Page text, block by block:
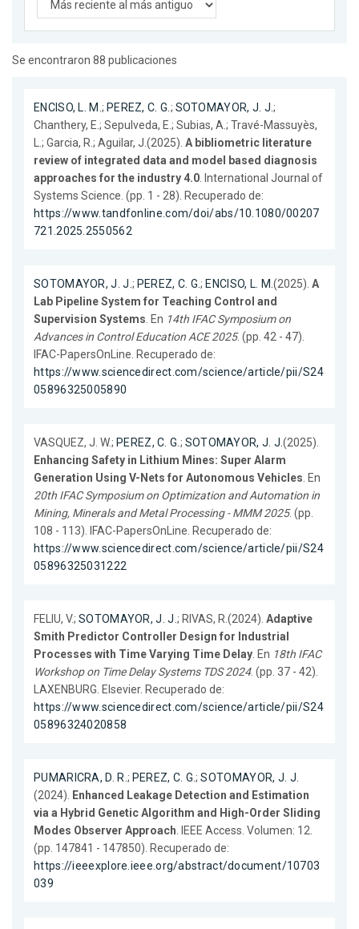
Se encontraron 88 publicaciones
ENCISO, L. M.; PEREZ, C. G.; SOTOMAYOR, J. J.;
Chanthery, E.; Sepulveda, E.; Subias, A.; Travé-Massuyès,
L.; Garcia, R.; Aguilar, J.(2025). A bibliometric literature
review of integrated data and model based diagnosis
approaches for the industry 4.0. International Journal of
Systems Science. (pp. 1 - 28). Recuperado de:
https://www.tandfonline.com/doi/abs/10.1080/00207
721.2025.2550562
SOTOMAYOR, J. J.; PEREZ, C. G.; ENCISO, L. M.(2025).A
Lab Pipeline System for Teaching Control and
Supervision Systems. En 14th IFAC Symposium on
Advances in Control Education ACE 2025. (pp. 42 - 47).
IFAC-PapersOnLine. Recuperado de:
https://www.sciencedirect.com/science/article/pii/S24
05896325005890
VASQUEZ, J. W.; PEREZ, C. G.; SOTOMAYOR, J. J.(2025).
Enhancing Safety in Lithium Mines: Super Alarm
Generation Using V-Nets for Autonomous Vehicles. En
20th IFAC Symposium on Optimization and Automation in
Mining, Minerals and Metal Processing - MMM 2025. (pp.
108 - 113). IFAC-PapersOnLine. Recuperado de:
https://www.sciencedirect.com/science/article/pii/S24
05896325031222
FELIU, V.; SOTOMAYOR, J. J.; RIVAS, R.(2024). Adaptive
Smith Predictor Controller Design for Industrial
Processes with Time Varying Time Delay. En 18th IFAC
Workshop on Time Delay Systems TDS 2024. (pp. 37 - 42).
LAXENBURG. Elsevier. Recuperado de:
https://www.sciencedirect.com/science/article/pii/S24
05896324020858
PUMARICRA, D. R.; PEREZ, C. G.;SOTOMAYOR, J. J.
(2024). Enhanced Leakage Detection and Estimation
via a Hybrid Genetic Algorithm and High-Order Sliding
Modes Observer Approach. IEEE Access. Volumen: 12.
(pp. 147841 - 147850). Recuperado de:
https://ieeexplore.ieee.org/abstract/document/10703
039